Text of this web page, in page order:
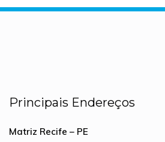
Principais Endereços
Matriz Recife – PE